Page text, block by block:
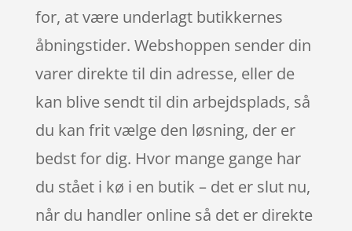
for, at være underlagt butikkernes
åbningstider. Webshoppen sender din
varer direkte til din adresse, eller de
kan blive sendt til din arbejdsplads, så
du kan frit vælge den løsning, der er
bedst for dig. Hvor mange gange har
du stået i kø i en butik – det er slut nu,
når du handler online så det er direkte